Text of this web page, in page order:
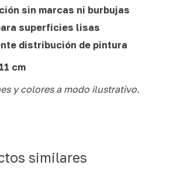
sin marcas ni burbujas
superficies lisas
distribución de pintura
11 cm
y colores a modo ilustrativo.
similares